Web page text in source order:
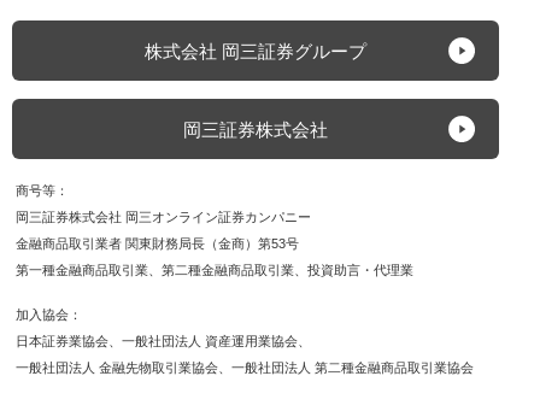
株式会社 岡三証券グループ
岡三証券株式会社
商号等
岡三証券株式会社 岡三オンライン証券カンパニー
金融商品取引業者 関東財務局長（金商）第53号
第一種金融商品取引業
第二種金融商品取引業 投資助言・代理業
加入協会
日本証券業協会
一般社団法人 資産運用業協会
一般社団法人 金融先物取引業協会
一般社団法人 第二種金融商品取引業協会